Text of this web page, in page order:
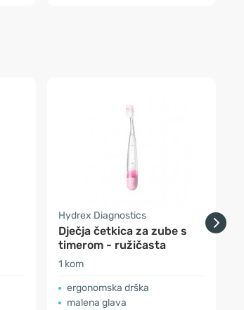
Hydrex Diagnostics
Dječja četkica za zube s
timerom - ružičasta
1 kom
ergonomska drška
malena glava